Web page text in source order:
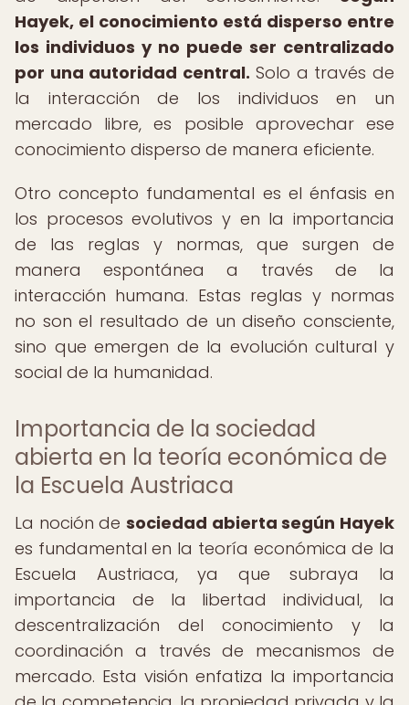
Hayek, el conocimiento está disperso entre
los individuos y no puede ser centralizado
por una autoridad central. Solo a través de
la interacción de los individuos en un
mercado libre, es posible aprovechar ese
conocimiento disperso de manera eficiente.
Otro concepto fundamental es el énfasis en
los procesos evolutivos y en la importancia
de las reglas y normas, que surgen de
manera espontánea a través de la
interacción humana. Estas reglas y normas
no son el resultado de un diseño consciente,
sino que emergen de la evolución cultural y
social de la humanidad.
Importancia de la sociedad
abierta en la teoría económica de
la Escuela Austriaca
La noción de sociedad abierta según Hayek
es fundamental en la teoría económica de la
Escuela Austriaca, ya que subraya la
importancia de la libertad individual, la
descentralización del conocimiento y la
coordinación a través de mecanismos de
mercado. Esta visión enfatiza la importancia